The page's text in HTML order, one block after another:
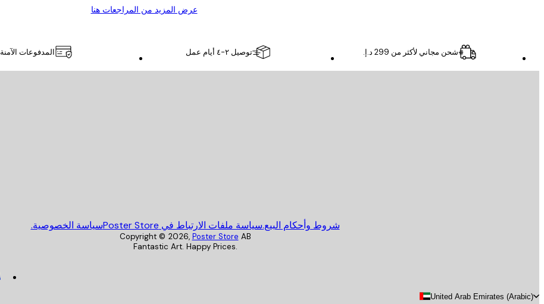
عرض المزيد من المراجعات هنا
شحن مجاني لأكثر من ‏299 د.إ.‏ توصيل ٢-٤ أيام عمل المدفوعات الآمنة
شروط وأحكام البيع.سياسة ملفات الارتباط في Poster Store سياسة الخصوصية.
United Arab Emirates (Arabic)
Copyright © 2026, Poster Store AB
Fantastic Art. Happy Prices.